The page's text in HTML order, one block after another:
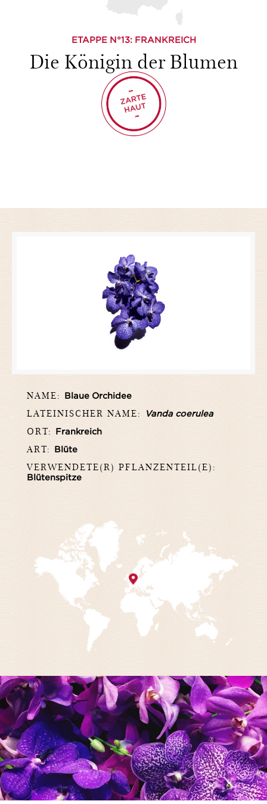
ETAPPE N°13: FRANKREICH
Die Königin der Blumen
NAME: Blaue Orchidee
LATEINISCHER NAME: Vanda coerulea
ORT: Frankreich
ART: Blüte
VERWENDETE(R) PFLANZENTEIL(E):
Blütenspitze